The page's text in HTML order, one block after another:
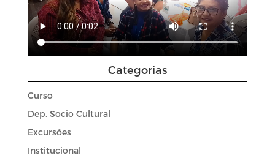
Categorias
Curso
Dep. Socio Cultural
Excursões
Institucional